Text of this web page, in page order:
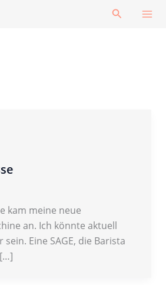
Suchen
kam meine neue
an. Ich könnte aktuell
Eine SAGE, die Barista